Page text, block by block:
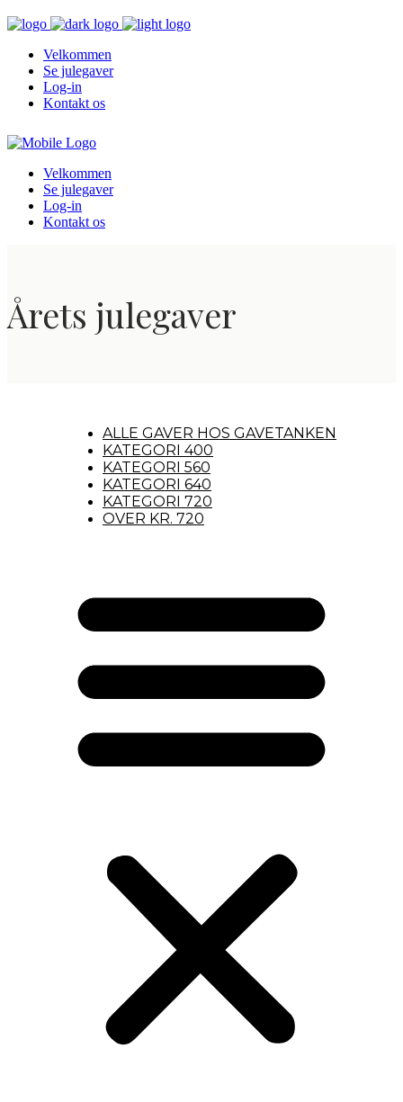
Velkommen
Se julegaver
Log-in
Kontakt os
Velkommen
Se julegaver
Log-in
Kontakt os
Årets julegaver
ALLE GAVER HOS GAVETANKEN
KATEGORI 400
KATEGORI 560
KATEGORI 640
KATEGORI 720
OVER KR. 720